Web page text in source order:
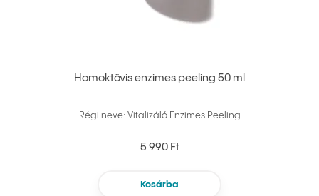
Homoktövis enzimes peeling 50 ml
Régi neve: Vitalizáló Enzimes Peeling
5 990 Ft
Kosárba